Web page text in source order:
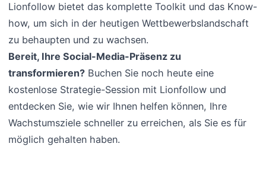
Lionfollow bietet das komplette Toolkit und das Know-
how, um sich in der heutigen Wettbewerbslandschaft
zu behaupten und zu wachsen.
Bereit, Ihre Social-Media-Präsenz zu
transformieren? Buchen Sie noch heute eine
kostenlose Strategie-Session mit Lionfollow und
entdecken Sie, wie wir Ihnen helfen können, Ihre
Wachstumsziele schneller zu erreichen, als Sie es für
möglich gehalten haben.